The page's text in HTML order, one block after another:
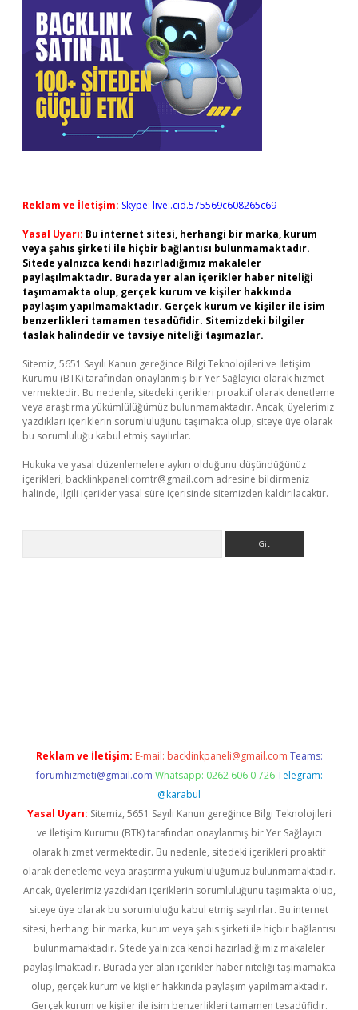
Reklam ve İletişim: Skype: live:.cid.575569c608265c69
Yasal Uyarı: Bu internet sitesi, herhangi bir marka, kurum
veya şahıs şirketi ile hiçbir bağlantısı bulunmamaktadır.
Sitede yalnızca kendi hazırladığımız makaleler
paylaşılmaktadır. Burada yer alan içerikler haber niteliği
taşımamakta olup, gerçek kurum ve kişiler hakkında
paylaşım yapılmamaktadır. Gerçek kurum ve kişiler ile isim
benzerlikleri tamamen tesadüfidir. Sitemizdeki bilgiler
taslak halindedir ve tavsiye niteliği taşımazlar.
Sitemiz, 5651 Sayılı Kanun gereğince Bilgi Teknolojileri ve İletişim
Kurumu (BTK) tarafından onaylanmış bir Yer Sağlayıcı olarak hizmet
vermektedir. Bu nedenle, sitedeki içerikleri proaktif olarak denetleme
veya araştırma yükümlülüğümüz bulunmamaktadır. Ancak, üyelerimiz
yazdıkları içeriklerin sorumluluğunu taşımakta olup, siteye üye olarak
bu sorumluluğu kabul etmiş sayılırlar.
Hukuka ve yasal düzenlemelere aykırı olduğunu düşündüğünüz
içerikleri, backlinkpanelicomtr@gmail.com adresine bildirmeniz
halinde, ilgili içerikler yasal süre içerisinde sitemizden kaldırılacaktır.
Reklam ve İletişim: E-mail: backlinkpaneli@gmail.com Teams:
forumhizmeti@gmail.com Whatsapp: 0262 606 0 726 Telegram:
@karabul
Yasal Uyarı: Sitemiz, 5651 Sayılı Kanun gereğince Bilgi Teknolojileri
ve İletişim Kurumu (BTK) tarafından onaylanmış bir Yer Sağlayıcı
olarak hizmet vermektedir. Bu nedenle, sitedeki içerikleri proaktif
olarak denetleme veya araştırma yükümlülüğümüz bulunmamaktadır.
Ancak, üyelerimiz yazdıkları içeriklerin sorumluluğunu taşımakta olup,
siteye üye olarak bu sorumluluğu kabul etmiş sayılırlar. Bu internet
sitesi, herhangi bir marka, kurum veya şahıs şirketi ile hiçbir bağlantısı
bulunmamaktadır. Sitede yalnızca kendi hazırladığımız makaleler
paylaşılmaktadır. Burada yer alan içerikler haber niteliği taşımamakta
olup, gerçek kurum ve kişiler hakkında paylaşım yapılmamaktadır.
Gerçek kurum ve kişiler ile isim benzerlikleri tamamen tesadüfidir.